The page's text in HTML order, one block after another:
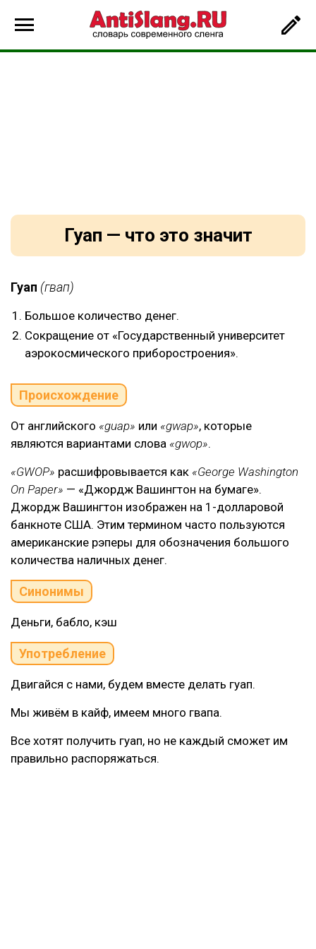
Гуап — что это значит
Гуап (гвап)
Большое количество денег.
Сокращение от «Государственный университет
аэрокосмического приборостроения».
Происхождение
От английского «guap» или «gwap», которые
являются вариантами слова «gwop».
«GWOP» расшифровывается как «George Washington
On Paper» — «Джордж Вашингтон на бумаге».
Джордж Вашингтон изображен на 1-долларовой
банкноте США. Этим термином часто пользуются
американские рэперы для обозначения большого
количества наличных денег.
Синонимы
Деньги, бабло, кэш
Употребление
Двигайся с нами, будем вместе делать гуап.
Мы живём в кайф, имеем много гвапа.
Все хотят получить гуап, но не каждый сможет им
правильно распоряжаться.